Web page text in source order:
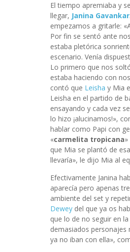
El tiempo apremiaba y
llegar, Janina Gavankar
empezamos a gritarle:
Por fin se sentó ante
estaba pletórica
escenario. Venía
Lo primero que nos
estaba haciendo con
contó que Leisha y Mia
Leisha en el partido de
ensayando y cada vez
lo hizo ¡alucinamos!»,
hablar como Papi con
«carmelita tropicana
que Mia se plantó de
llevaría», le dijo Mia al
Efectivamente Janina
aparecía pero apenas
ambiente del set y
Dewey del que ya os
que lo de no seguir en
demasiados personajes
ya no iban con ella»,